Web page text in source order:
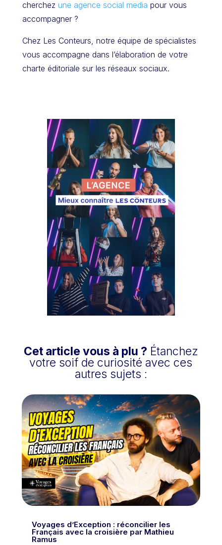
cherchez une agence social media pour vous
accompagner ?
Chez Les Conteurs, notre équipe de spécialistes
vous accompagne dans l’élaboration de votre
charte éditoriale sur les réseaux sociaux.
Cet article vous à plu ? Étanchez
votre soif de curiosité avec ces
autres sujets :
Voyages d’Exception : réconcilier les
Français avec la croisière par Mathieu
Ramus